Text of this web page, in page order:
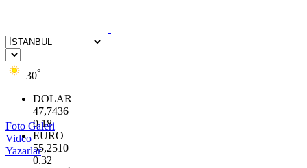
30°
DOLAR
47,7436
0.18
EURO
55,2510
0.32
Foto Galeri
Video
Yazarlar